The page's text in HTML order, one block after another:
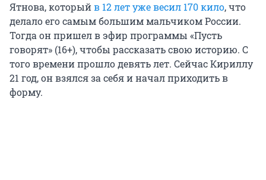
Ятнова, которыйв 12 лет уже весил 170 кило, что
делало его самым большим мальчиком России.
Тогда он пришел в эфир программы «Пусть
говорят» (16+), чтобы рассказать свою историю. С
того времени прошло девять лет. Сейчас Кириллу
21 год, он взялся за себя и начал приходить в
форму.